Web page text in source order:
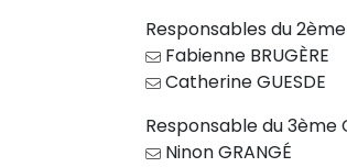
Responsables du
Fabienne BRUGÈRE
Catherine GUESDE
Responsable du
Ninon GRANGÉ